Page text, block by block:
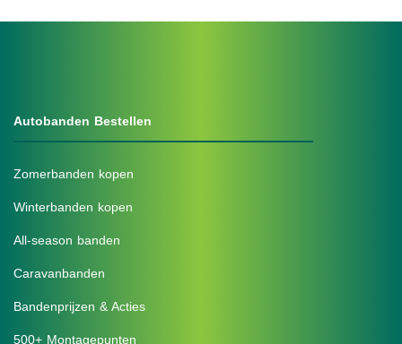
Autobanden Bestellen
Zomerbanden kopen
Winterbanden kopen
All-season banden
Caravanbanden
Bandenprijzen & Acties
500+ Montagepunten